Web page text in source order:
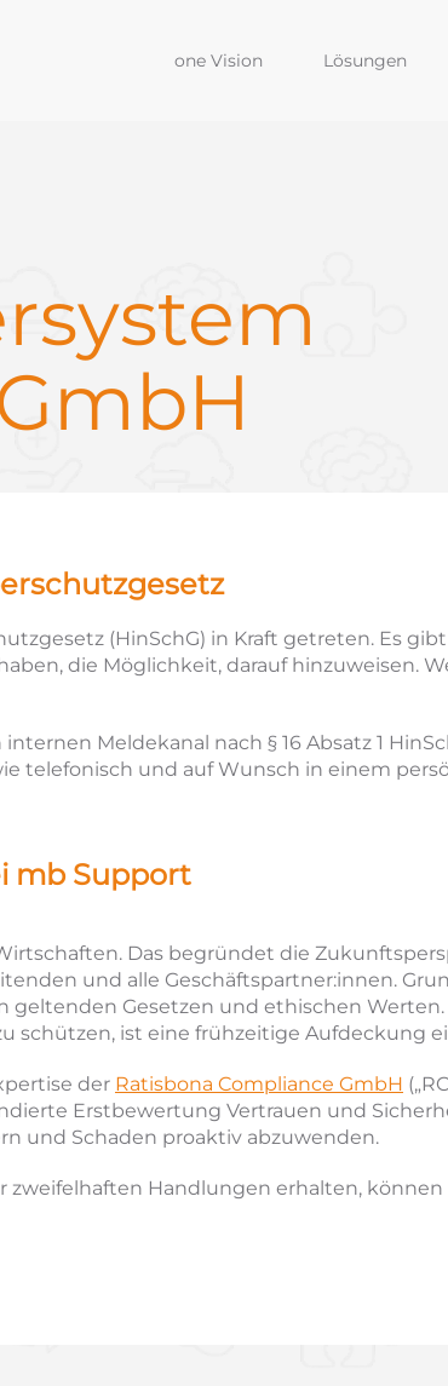
one Vision Lösungen
(HinSchG) in Kraft getreten. Es
die Möglichkeit, darauf hinzuweisen.
Meldekanal nach § 16 Absatz 1
telefonisch und auf Wunsch in einem
mb Support
Das begründet die
und alle Geschäftspartner:innen.
geltenden Gesetzen und ethischen
schützen, ist eine frühzeitige Aufdeckung
der Ratisbona Compliance GmbH
Erstbewertung Vertrauen und
und Schaden proaktiv abzuwenden.
zweifelhaften Handlungen erhalten,